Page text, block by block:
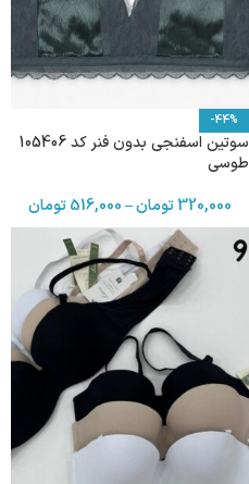
-44%
سوتین اسفنجی بدون فنر کد 105406
طوسی
320,000تومان–
516,000تومان